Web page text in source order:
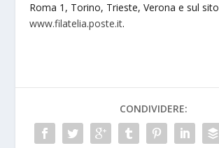
Roma 1, Torino, Trieste, Verona e sul sito
www.filatelia.poste.it.
CONDIVIDERE: